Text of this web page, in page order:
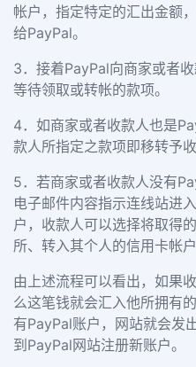
帐户，指定特定的汇出金额
给PayPal。
3．接着PayPal向商家或者
等待领取或转帐的款项。
4．如商家或者收款人也是
款人所指定之款项即移转予收
5．若商家或者收款人没有
电子邮件内容指示连线站进
户，收款人可以选择将取得
所、转入其个人的信用卡帐
由上述流程可以看出，如果
么这笔钱就会汇入他所拥有
有PayPal账户，网站就会发
到PayPal网站注册新账户。